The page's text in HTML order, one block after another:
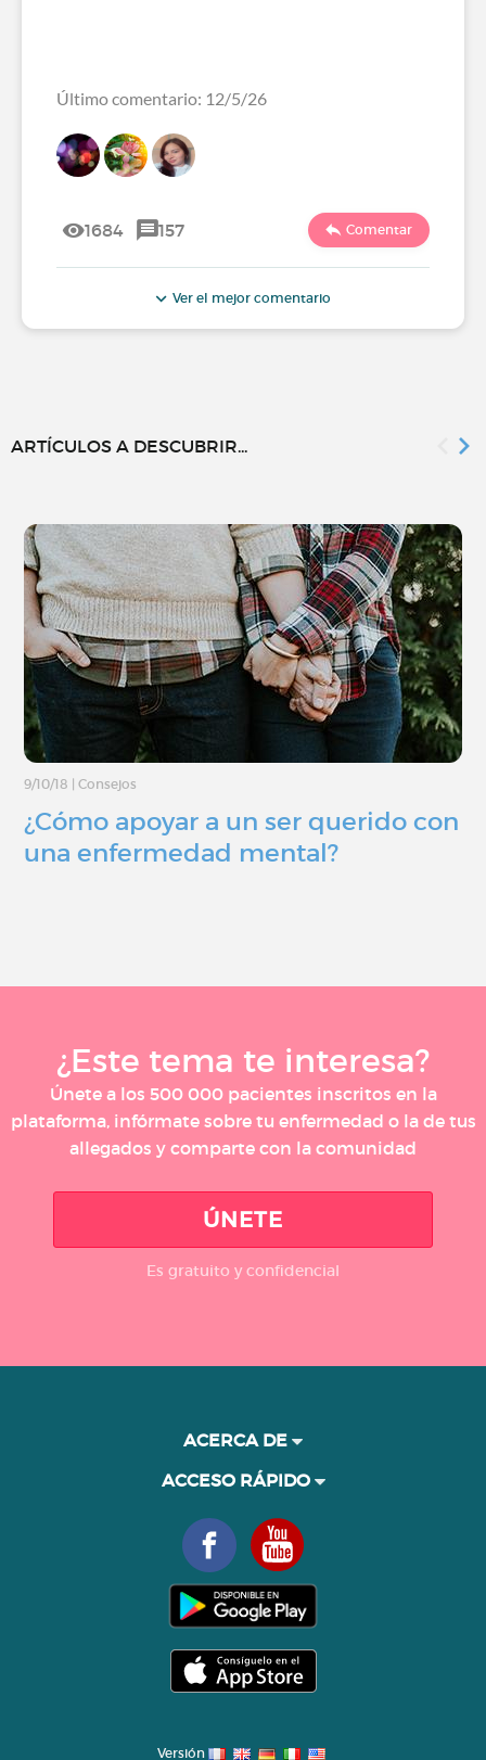
Último comentario: 12/5/26
1684 157 Comentar
Ver el mejor comentario
ARTÍCULOS A DESCUBRIR...
9/10/18 Consejos
¿Cómo apoyar a un ser querido con
una enfermedad mental?
¿Este tema te interesa?
Únete a los 500 000 pacientes inscritos en la
plataforma, infórmate sobre tu enfermedad o la de tus
allegados y comparte con la comunidad
ÚNETE
Es gratuito y confidencial
ACERCA DE
ACCESO RÁPIDO
Versión